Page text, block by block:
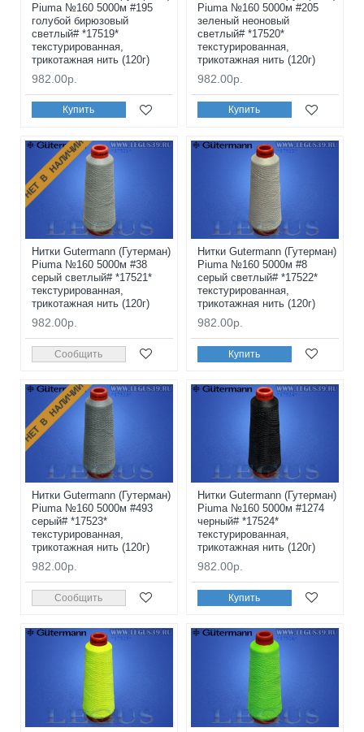
Piuma №160 5000м #195
голубой бирюзовый
светлый# *17519*
текстурированная,
трикотажная нить (120г)
982.00р.
Купить
Piuma №160 5000м #205
зеленый неоновый
светлый# *17520*
текстурированная,
трикотажная нить (120г)
982.00р.
Купить
НЕТ В НАЛИЧИИ
Нитки Gutermann (Гутерман)
Piuma №160 5000м #38
серый светлый# *17521*
текстурированная,
трикотажная нить (120г)
982.00р.
Сообщить
Нитки Gutermann (Гутерман)
Piuma №160 5000м #8
серый светлый# *17522*
текстурированная,
трикотажная нить (120г)
982.00р.
Купить
НЕТ В НАЛИЧИИ
Нитки Gutermann (Гутерман)
Piuma №160 5000м #493
серый# *17523*
текстурированная,
трикотажная нить (120г)
982.00р.
Сообщить
Нитки Gutermann (Гутерман)
Piuma №160 5000м #1274
черный# *17524*
текстурированная,
трикотажная нить (120г)
982.00р.
Купить